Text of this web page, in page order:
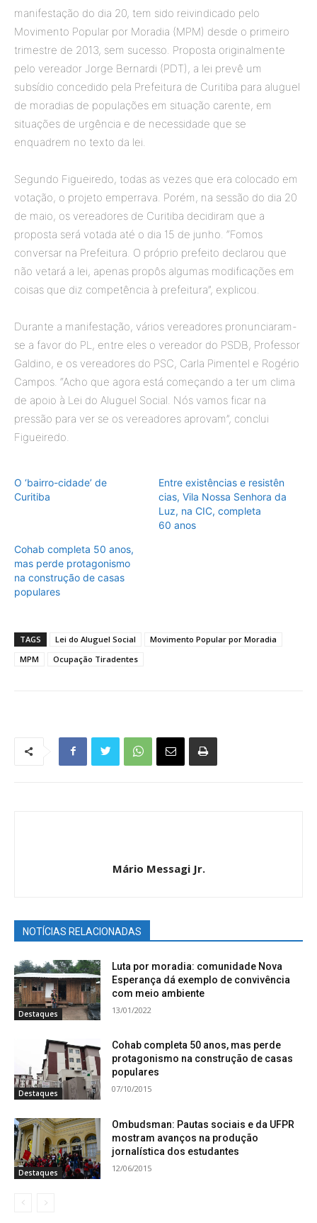
manifestação do dia 20, tem sido reivindicado pelo
Movimento Popular por Moradia (MPM) desde o primeiro
trimestre de 2013, sem sucesso. Proposta originalmente
pelo vereador Jorge Bernardi (PDT), a lei prevê um
subsídio concedido pela Prefeitura de Curitiba para aluguel
de moradias de populações em situação carente, em
situações de urgência e de necessidade que se
enquadrem no texto da lei.
Segundo Figueiredo, todas as vezes que era colocado em
votação, o projeto emperrava. Porém, na sessão do dia 20
de maio, os vereadores de Curitiba decidiram que a
proposta será votada até o dia 15 de junho. “Fomos
conversar na Prefeitura. O próprio prefeito declarou que
não vetará a lei, apenas propôs algumas modificações em
coisas que diz competência à prefeitura”, explicou.
Durante a manifestação, vários vereadores pronunciaram-
se a favor do PL, entre eles o vereador do PSDB, Professor
Galdino, e os vereadores do PSC, Carla Pimentel e Rogério
Campos. “Acho que agora está começando a ter um clima
de apoio à Lei do Aluguel Social. Nós vamos ficar na
pressão para ver se os vereadores aprovam”, conclui
Figueiredo.
O ‘bairro-cidade’ de
Curitiba
Entre existências e resistên
cias, Vila Nossa Senhora da
Luz, na CIC, completa
60 anos
Cohab completa 50 anos,
mas perde protagonismo
na construção de casas
populares
TAGS Lei do Aluguel Social
Movimento Popular por Moradia
MPM
Ocupação Tiradentes
Mário Messagi Jr.
NOTÍCIAS RELACIONADAS
Destaques
Luta por moradia: comunidade Nova
Esperança dá exemplo de convivência
com meio ambiente
13/01/2022
Destaques
Cohab completa 50 anos, mas perde
protagonismo na construção de casas
populares
07/10/2015
Destaques
Ombudsman: Pautas sociais e da UFPR
mostram avanços na produção
jornalística dos estudantes
12/06/2015